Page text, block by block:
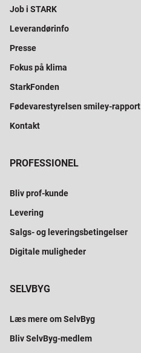
Job i STARK
Leverandørinfo
Presse
Fokus på klima
StarkFonden
Fødevarestyrelsen smiley-rapport
Kontakt
PROFESSIONEL
Bliv prof-kunde
Levering
Salgs- og leveringsbetingelser
Digitale muligheder
SELVBYG
Læs mere om SelvByg
Bliv SelvByg-medlem